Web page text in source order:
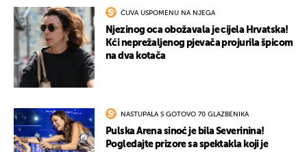
ČUVA USPOMENU NA NJEGA
Njezinog oca obožavala je cijela Hrvatska!
Kći neprežaljenog pjevača projurila špicom
na dva kotača
NASTUPALA S GOTOVO 70 GLAZBENIKA
Pulska Arena sinoć je bila Severinina!
Pogledajte prizore sa spektakla koji je